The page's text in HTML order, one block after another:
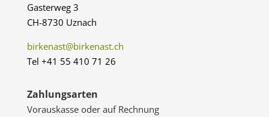
Gasterweg 3
CH-8730 Uznach
birkenast@birkenast.ch
Tel +41 55 410 71 26
Zahlungsarten
Vorauskasse oder auf Rechnung